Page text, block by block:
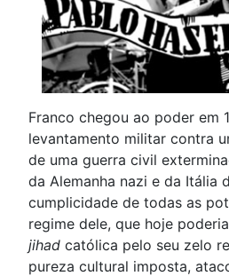
Franco chegou ao poder em
levantamento militar contra
de uma guerra civil
da Alemanha nazi e da Itália
cumplicidade de todas as
regime dele, que hoje
jihad católica pelo seu zelo
pureza cultural imposta,